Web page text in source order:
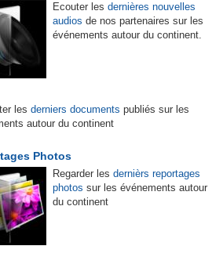
Ecouter les dernières nouvelles
audios de nos partenaires sur les
événements autour du continent.
les derniers documents publiés sur les
autour du continent
Photos
Regarder les dernièrs reportages
photos sur les événements autour
du continent